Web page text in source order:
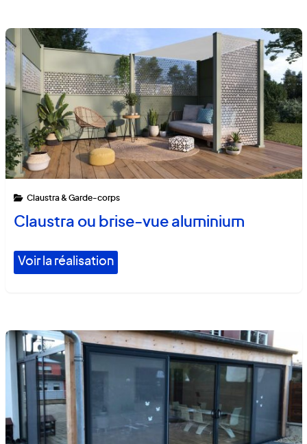
Claustra & Garde-corps
Claustra ou brise-vue aluminium
Voir la réalisation